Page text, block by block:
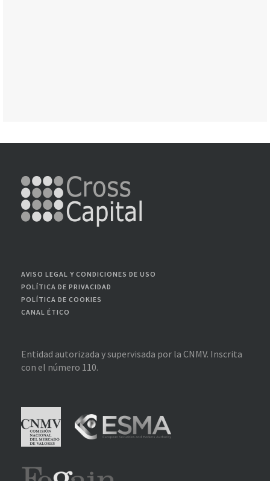
AVISO LEGAL Y CONDICIONES DE USO
POLÍTICA DE PRIVACIDAD
POLÍTICA DE COOKIES
CANAL ÉTICO
Entidad autorizada y supervisada por la CNMV. Inscrita
con el número 110.